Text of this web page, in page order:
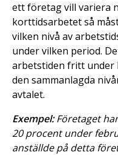
ett företag vill variera
korttidsarbetet så
vilken nivå av
under vilken period.
arbetstiden fritt under
den sammanlagda
avtalet.
Exempel:Företaget
20 procent under
anställde på detta